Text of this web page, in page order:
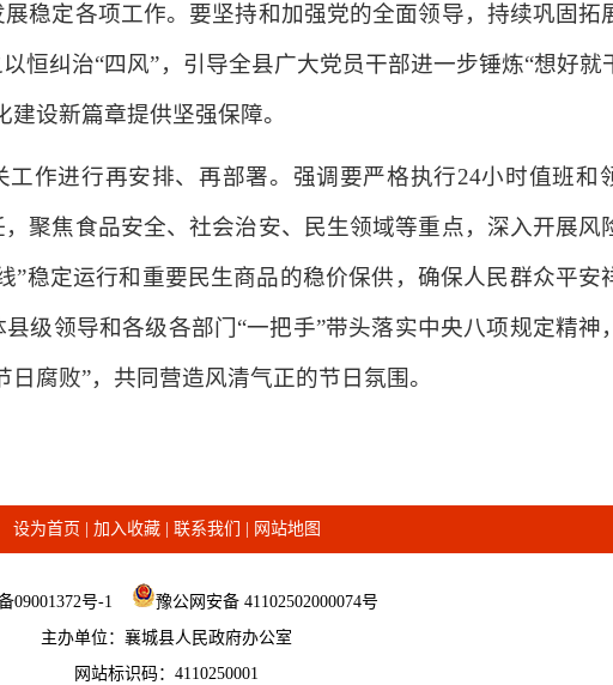
稳定各项工作。要坚持和加强党的全面领导，持续巩固拓
恒纠治“四风”，引导全县广大党员干部进一步锤炼“想好就
设新篇章提供坚强保障。
作进行再安排、再部署。强调要严格执行24小时值班和
聚焦食品安全、社会治安、民生领域等重点，深入开展风
”稳定运行和重要民生商品的稳价保供，确保人民群众平安
级领导和各级各部门“一把手”带头落实中央八项规定精神
腐败”，共同营造风清气正的节日氛围。
设为首页 加入收藏| 联系我们 网站地图
09001372号-1
豫公网安备 41102502000074号
主办单位：襄城县人民政府办公室
网站标识码：4110250001